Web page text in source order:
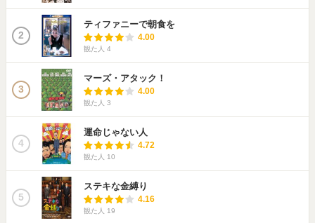
2
ティファニーで朝食を
4.00
観た人 4
3
マーズ・アタック！
4.00
観た人 3
4
運命じゃない人
4.72
観た人 10
5
ステキな金縛り
4.16
観た人 19